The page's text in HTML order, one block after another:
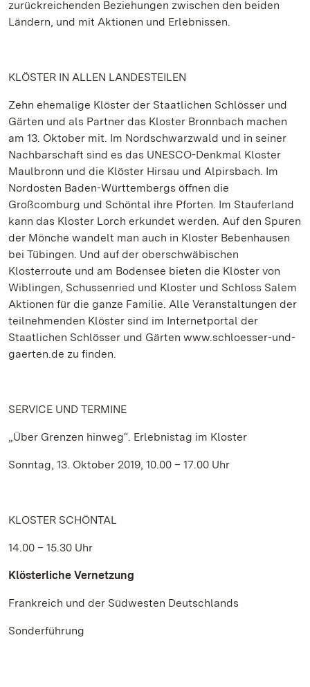
zurückreichenden Beziehungen zwischen den beiden
Ländern, und mit Aktionen und Erlebnissen.
KLÖSTER IN ALLEN LANDESTEILEN
Zehn ehemalige Klöster der Staatlichen Schlösser und
Gärten und als Partner das Kloster Bronnbach machen
am 13. Oktober mit. Im Nordschwarzwald und in seiner
Nachbarschaft sind es das UNESCO-Denkmal Kloster
Maulbronn und die Klöster Hirsau und Alpirsbach. Im
Nordosten Baden-Württembergs öffnen die
Großcomburg und Schöntal ihre Pforten. Im Stauferland
kann das Kloster Lorch erkundet werden. Auf den Spuren
der Mönche wandelt man auch in Kloster Bebenhausen
bei Tübingen. Und auf der oberschwäbischen
Klosterroute und am Bodensee bieten die Klöster von
Wiblingen, Schussenried und Kloster und Schloss Salem
Aktionen für die ganze Familie. Alle Veranstaltungen der
teilnehmenden Klöster sind im Internetportal der
Staatlichen Schlösser und Gärten www.schloesser-und-
gaerten.de zu finden.
SERVICE UND TERMINE
„Über Grenzen hinweg“. Erlebnistag im Kloster
Sonntag, 13. Oktober 2019, 10.00 – 17.00 Uhr
KLOSTER SCHÖNTAL
14.00 – 15.30 Uhr
Klösterliche Vernetzung
Frankreich und der Südwesten Deutschlands
Sonderführung